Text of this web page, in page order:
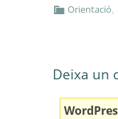
Orientació,
Deixa un